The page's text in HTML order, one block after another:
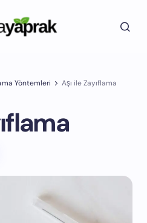
Yöntemleri Aşı ile Zayıflama